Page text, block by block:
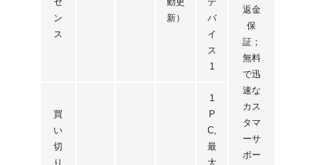
返金
保
証；
無料
で迅
速な
カス
タマ
ーサ
ポー
ン
ス
新）
バ
イ
ス
1
買
い
切
り
1
P
C,
最
大